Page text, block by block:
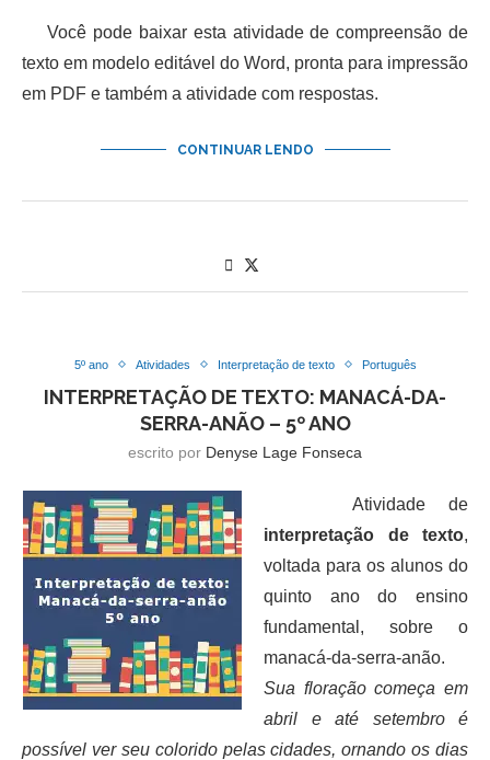
Você pode baixar esta atividade de compreensão de
texto em modelo editável do Word, pronta para impressão
em PDF e também a atividade com respostas.
CONTINUAR LENDO
5º ano Atividades Interpretação de texto Português
INTERPRETAÇÃO DE TEXTO: MANACÁ-DA-
SERRA-ANÃO – 5º ANO
escrito por Denyse Lage Fonseca
Atividade de
interpretação de texto,
voltada para os alunos do
quinto ano do ensino
fundamental, sobre o
manacá-da-serra-anão.
Sua floração começa em
abril e até setembro é
possível ver seu colorido pelas cidades, ornando os dias